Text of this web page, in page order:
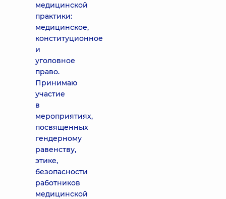
медицинской
практики:
медицинское,
конституционное
и
уголовное
право.
Принимаю
участие
в
мероприятиях,
посвященных
гендерному
равенству,
этике,
безопасности
работников
медицинской